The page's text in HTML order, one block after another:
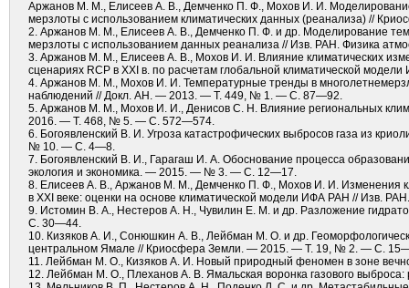
Аржанов М. М., Елисеев А. В., Демченко П. Ф., Мохов И. И.
мерзлоты с использованием климатических данных (реанализа) //
2. Аржанов М. М., Елисеев А. В., Демченко П. Ф. и др. Моделирование
мерзлоты с использованием данных реанализа // Изв. РАН. Физика
3. Аржанов М. М., Елисеев А. В., Мохов И. И. Влияние климатических
сценариях RCP в XXI в. по расчетам глобальной климатической
4. Аржанов М. М., Мохов И. И. Температурные тренды в
наблюдений // Докл. АН. — 2013. — Т. 449, № 1. — С. 87—92.
5. Аржанов М. М., Мохов И. И., Денисов С. Н. Влияние региональных
2016. — Т. 468, № 5. — С. 572—574.
6. Богоявленский В. И. Угроза катастрофических выбросов газа из
№ 10. — С. 4—8.
7. Богоявленский В. И., Гарагаш И. А. Обоснование процесса
экология и экономика. — 2015. — № 3. — С. 12—17.
8. Елисеев А. В., Аржанов М. М., Демченко П. Ф., Мохов И. И. Изменения
в XXI веке: оценки на основе климатической модели ИФА РАН // Изв.
9. Истомин В. А., Нестеров А. Н., Чувилин Е. М. и др. Разложение
С. 30—44.
10. Кизяков А. И., Сонюшкин А. В., Лейбман М. О. и др.
центральном Ямале // Криосфера Земли. — 2015. — Т. 19, № 2. — С.
11. Лейбман М. О., Кизяков А. И. Новый природный феномен в зоне
12. Лейбман М. О., Плеханов А. В. Ямальская воронка газового